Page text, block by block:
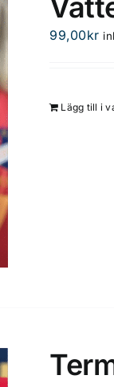
99,00kr
Lägg till i